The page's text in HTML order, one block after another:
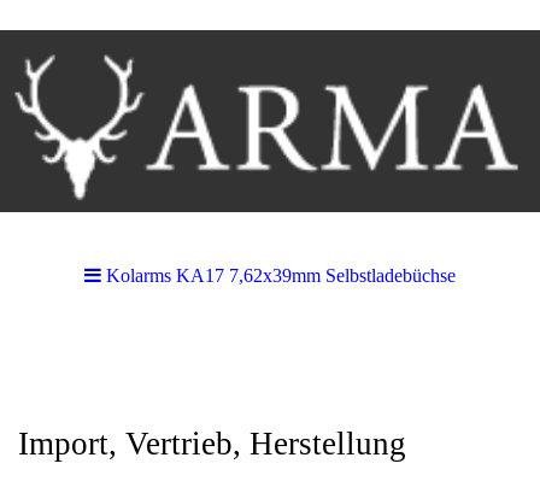
Kolarms KA17 7,62x39mm Selbstladebüchse
Import, Vertrieb, Herstellung